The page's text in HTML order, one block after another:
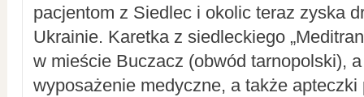
pacjentom z Siedlec i okolic teraz zyska
Ukrainie. Karetka z siedleckiego
w mieście Buczacz (obwód tarnopolski),
wyposażenie medyczne, a także apteczki